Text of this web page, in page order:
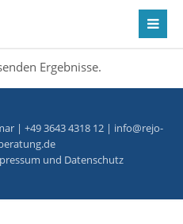
Ergebnisse.
| +49 3643 4318 12 | info@rejo-
und Datenschutz